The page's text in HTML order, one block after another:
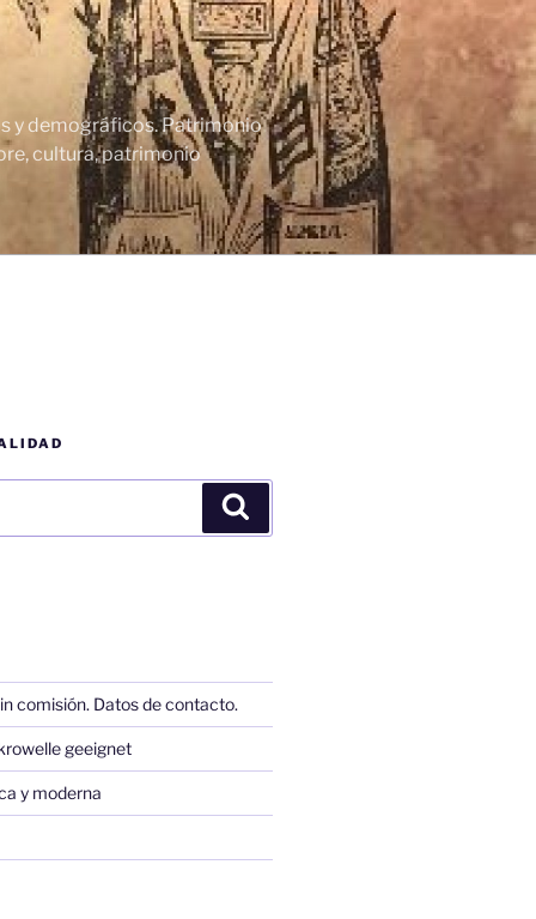
y demográficos. Patrimonio
cultura, patrimonio
comisión. Datos de contacto.
geeignet
y moderna